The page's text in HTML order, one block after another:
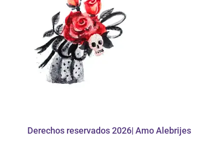
Derechos reservados 2026| Amo Alebrijes